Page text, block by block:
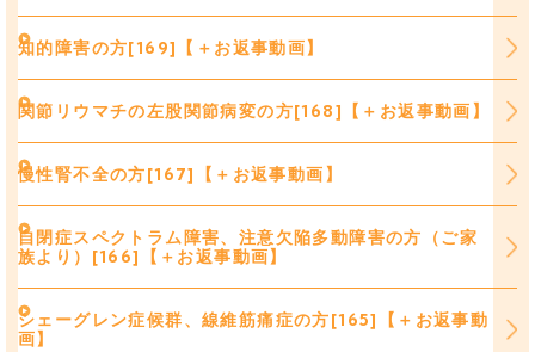
知的障害の方[169]【＋お返事動画】
関節リウマチの左股関節病変の方[168]【＋お返事動画】
慢性腎不全の方[167]【＋お返事動画】
自閉症スペクトラム障害、注意欠陥多動障害の方（ご家
族より）[166]【＋お返事動画】
シェーグレン症候群、線維筋痛症の方[165]【＋お返事動
画】